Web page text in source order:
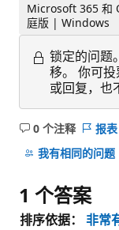
Microsoft 365 和
庭版 | Windows
锁定的问题。
移。 你可
或回复，也
0 个注释
无
注
报表
我有相同的问题
1 个答案
排序依据： 非常